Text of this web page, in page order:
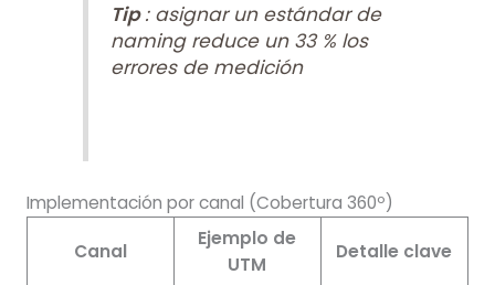
Tip: asignar un estándar de
naming reduce un 33 % los
errores de medición
Implementación por canal (Cobertura 360º)
Canal
Ejemplo de
UTM
Detalle clave